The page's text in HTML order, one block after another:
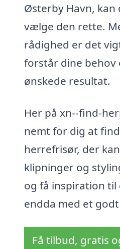
Østerby Havn,
vælge den rette.
rådighed er det
forstår dine behov
ønskede resultat.
Her på xn--find-
nemt for dig at
herrefrisør, der
klipninger og
og få inspiration til
endda med et
Få tilbud, gratis